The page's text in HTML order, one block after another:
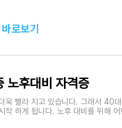
로보기
노후대비 자격증
욱 빨라 지고 있습니다. 그래서 40
작 하게 됩니다. 노후 대비를 위해 어